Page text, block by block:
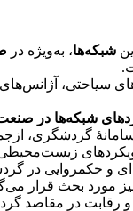
شبکه‌ها، به‌ویژه در
سیاحتی،
شبکه‌ها در
گردشگری،
و حکمروایی در
مورد بحث قرار
و رقابت در مقاصد